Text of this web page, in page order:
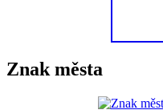
Znak města